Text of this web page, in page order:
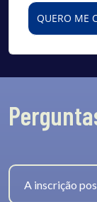
QUERO ME
A inscrição